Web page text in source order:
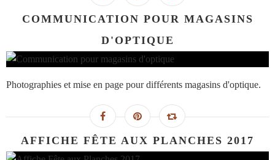
COMMUNICATION POUR MAGASINS
D'OPTIQUE
Photographies et mise en page pour différents magasins d'optique.
AFFICHE FÊTE AUX PLANCHES 2017